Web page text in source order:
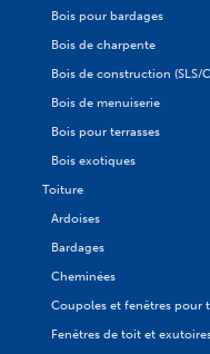
Bois pour bardages
Bois de charpente
Bois de construction (SLS/
Bois de menuiserie
Bois pour terrasses
Bois exotiques
Toiture
Ardoises
Bardages
Cheminées
Coupoles et fenêtres pour
Fenêtres de toit et